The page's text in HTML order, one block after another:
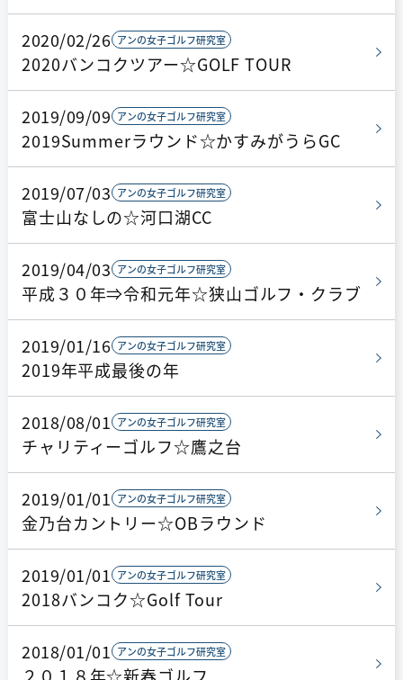
2020/02/26 アンの女子ゴルフ研究室
2020バンコクツアー☆GOLF TOUR
2019/09/09 アンの女子ゴルフ研究室
2019Summerラウンド☆かすみがうらGC
2019/07/03 アンの女子ゴルフ研究室
富士山なしの☆河口湖CC
2019/04/03 アンの女子ゴルフ研究室
平成３０年⇒令和元年☆狭山ゴルフ・クラブ
2019/01/16 アンの女子ゴルフ研究室
2019年平成最後の年
2018/08/01 アンの女子ゴルフ研究室
チャリティーゴルフ☆鷹之台
2019/01/01 アンの女子ゴルフ研究室
金乃台カントリー☆OBラウンド
2019/01/01 アンの女子ゴルフ研究室
2018バンコク☆Golf Tour
2018/01/01 アンの女子ゴルフ研究室
２０１８年☆新春ゴルフ